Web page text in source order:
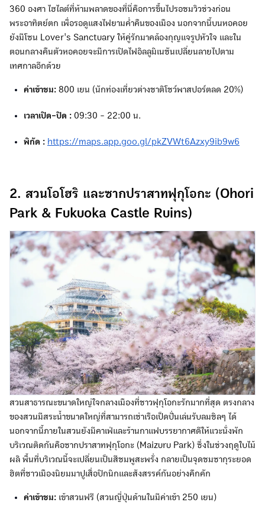
360 องศา ไฮไลต์ที่ห้ามพลาดของที่นี่คือการขึ้นไปรอชมวิวช่วงก่อน
พระอาทิตย์ตก เพื่อรอดูแสงไฟยามค่ำคืนของเมือง นอกจากนี้บนหอคอย
ยังมีโซน Lover's Sanctuary ให้คู่รักมาคล้องกุญแจรูปหัวใจ และใน
ตอนกลางคืนตัวหอคอยจะมีการเปิดไฟอิลลูมิเนชันเปลี่ยนลายไปตาม
เทศกาลอีกด้วย
ค่าเข้าชม: 800 เยน (นักท่องเที่ยวต่างชาติโชว์พาสปอร์ตลด 20%)
เวลาเปิด-ปิด : 09:30 - 22:00 น.
พิกัด : https://maps.app.goo.gl/pkZVWt6Azxy9ib9w6
2. สวนโอโฮริ และซากปราสาทฟุกุโอกะ (Ohori
Park & Fukuoka Castle Ruins)
สวนสาธารณะขนาดใหญ่ใจกลางเมืองที่ชาวฟุกุโอกะรักมากที่สุด ตรงกลาง
ของสวนมีสระน้ำขนาดใหญ่ที่สามารถเช่าเรือเป็ดปั่นเล่นรับลมชิลๆ ได้
นอกจากนี้ภายในสวนยังมีคาเฟ่และร้านกาแฟบรรยากาศดีให้แวะนั่งพัก
บริเวณติดกันคือซากปราสาทฟุกุโอกะ (Maizuru Park) ซึ่งในช่วงฤดูใบไม้
ผลิ พื้นที่บริเวณนี้จะเปลี่ยนเป็นสีชมพูสะพรั่ง กลายเป็นจุดชมซากุระยอด
ฮิตที่ชาวเมืองนิยมมาปูเสื่อปิกนิกและสังสรรค์กันอย่างคึกคัก
ค่าเข้าชม: เข้าสวนฟรี (สวนญี่ปุ่นด้านในมีค่าเข้า 250 เยน)